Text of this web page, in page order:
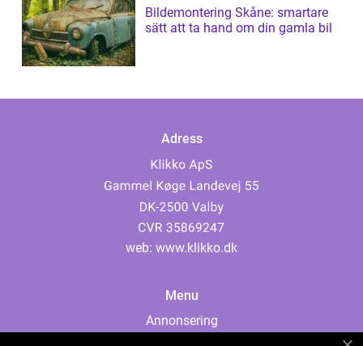
Bildemontering Skåne: smartare
sätt att ta hand om din gamla bil
Adress
web: www.klikko.dk
Menu
Annonsering